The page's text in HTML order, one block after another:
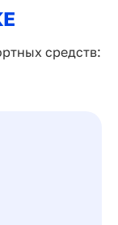
средств: